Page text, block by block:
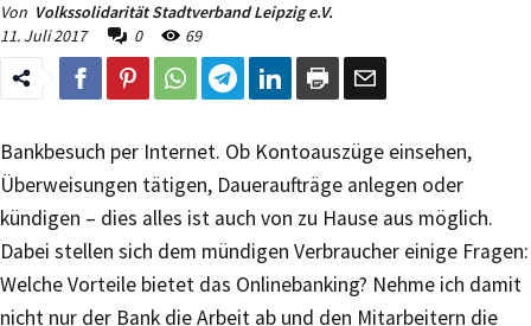
Von Volkssolidarität Stadtverband Leipzig e.V.
11. Juli 2017
0 69
Bankbesuch per Internet. Ob Kontoauszüge einsehen,
Überweisungen tätigen, Daueraufträge anlegen oder
kündigen – dies alles ist auch von zu Hause aus möglich.
Dabei stellen sich dem mündigen Verbraucher einige Fragen:
Welche Vorteile bietet das Onlinebanking? Nehme ich damit
nicht nur der Bank die Arbeit ab und den Mitarbeitern die